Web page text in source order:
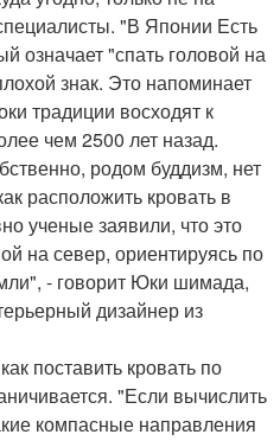
"В Японии Есть
означает "спать головой на
знак. Это напоминает
традиции восходят к
чем 2500 лет назад.
родом буддизм, нет
расположить кровать в
ученые заявили, что это
на север, ориентируясь по
- говорит Юки шимада,
дизайнер из
поставить кровать по
"Если вычислить
компасные направления